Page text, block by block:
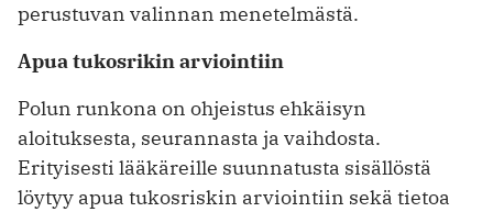
perustuvan valinnan menetelmästä.
Apua tukosrikin arviointiin
Polun runkona on ohjeistus ehkäisyn
aloituksesta, seurannasta ja vaihdosta.
Erityisesti lääkäreille suunnatusta sisällöstä
löytyy apua tukosriskin arviointiin sekä tietoa